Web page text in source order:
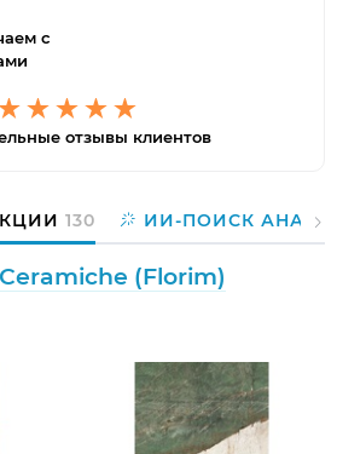
с
отзывы клиентов
130 ИИ-ПОИСК
(Florim)